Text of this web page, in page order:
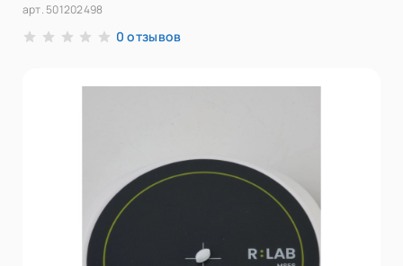
арт. 501202498
0 отзывов